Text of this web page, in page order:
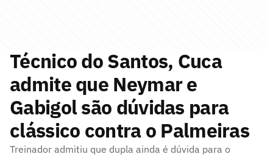
Técnico do Santos, Cuca
admite que Neymar e
Gabigol são dúvidas para
clássico contra o Palmeiras
Treinador admitiu que dupla ainda é dúvida para o